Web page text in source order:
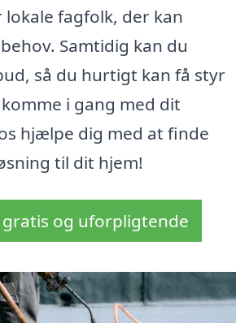
fagfolk, der kan
Samtidig kan du
så du hurtigt kan få styr
i gang med dit
hjælpe dig med at finde
til dit hjem!
gratis og uforpligtende